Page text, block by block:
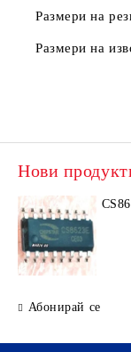
Размери на
Размери на
Нови
Абонирай се